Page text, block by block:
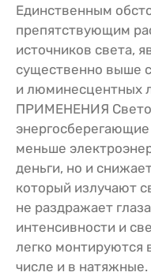
Единственным
препятствующим
источников света,
существенно выше
и люминесцентных
ПРИМЕНЕНИЯ
меньше
деньги, но и
который излучают
не раздражает
интенсивности и
легко монтируются
числе и в